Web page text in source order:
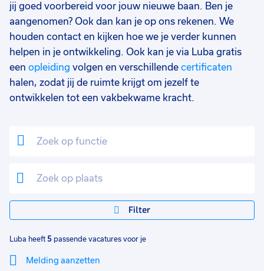
jij goed voorbereid voor jouw nieuwe baan. Ben je
aangenomen? Ook dan kan je op ons rekenen. We
houden contact en kijken hoe we je verder kunnen
helpen in je ontwikkeling. Ook kan je via Luba gratis
een opleiding volgen en verschillende certificaten
halen, zodat jij de ruimte krijgt om jezelf te
ontwikkelen tot een vakbekwame kracht.
Filter
Luba heeft 5 passende vacatures voor je
Melding aanzetten